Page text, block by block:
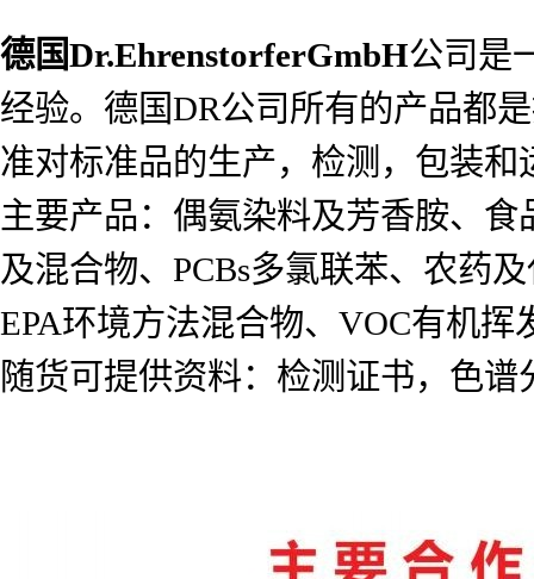
德国Dr.EhrenstorferGmbH公司是
经验。德国DR公司所有的产品都
准对标准品的生产，检测，包装
主要产品：偶氨染料及芳香胺、
及混合物、PCBs多氯联苯、农药
EPA环境方法混合物、VOC有机
随货可提供资料：检测证书，色